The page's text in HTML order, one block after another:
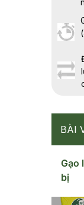
BÀI
Gạo
bị